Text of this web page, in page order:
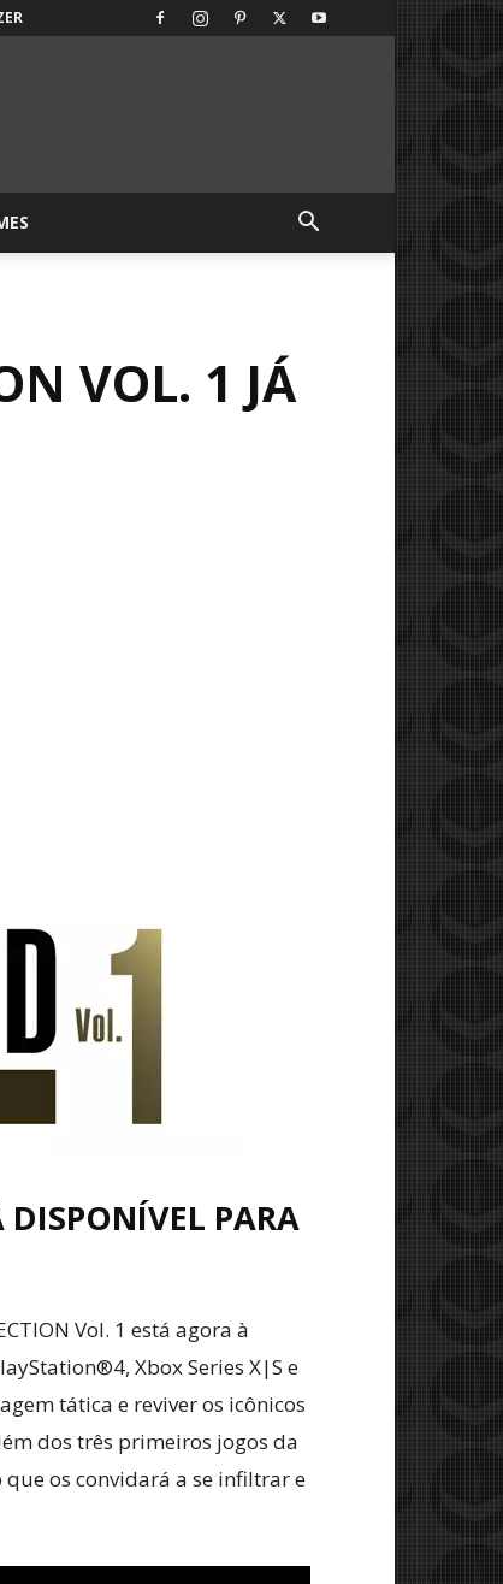
VOL. 1 JÁ
PARA
Vol. 1 está agora à
Xbox Series X|S e
tática e reviver os icônicos
dos três primeiros jogos da
os convidará a se infiltrar e